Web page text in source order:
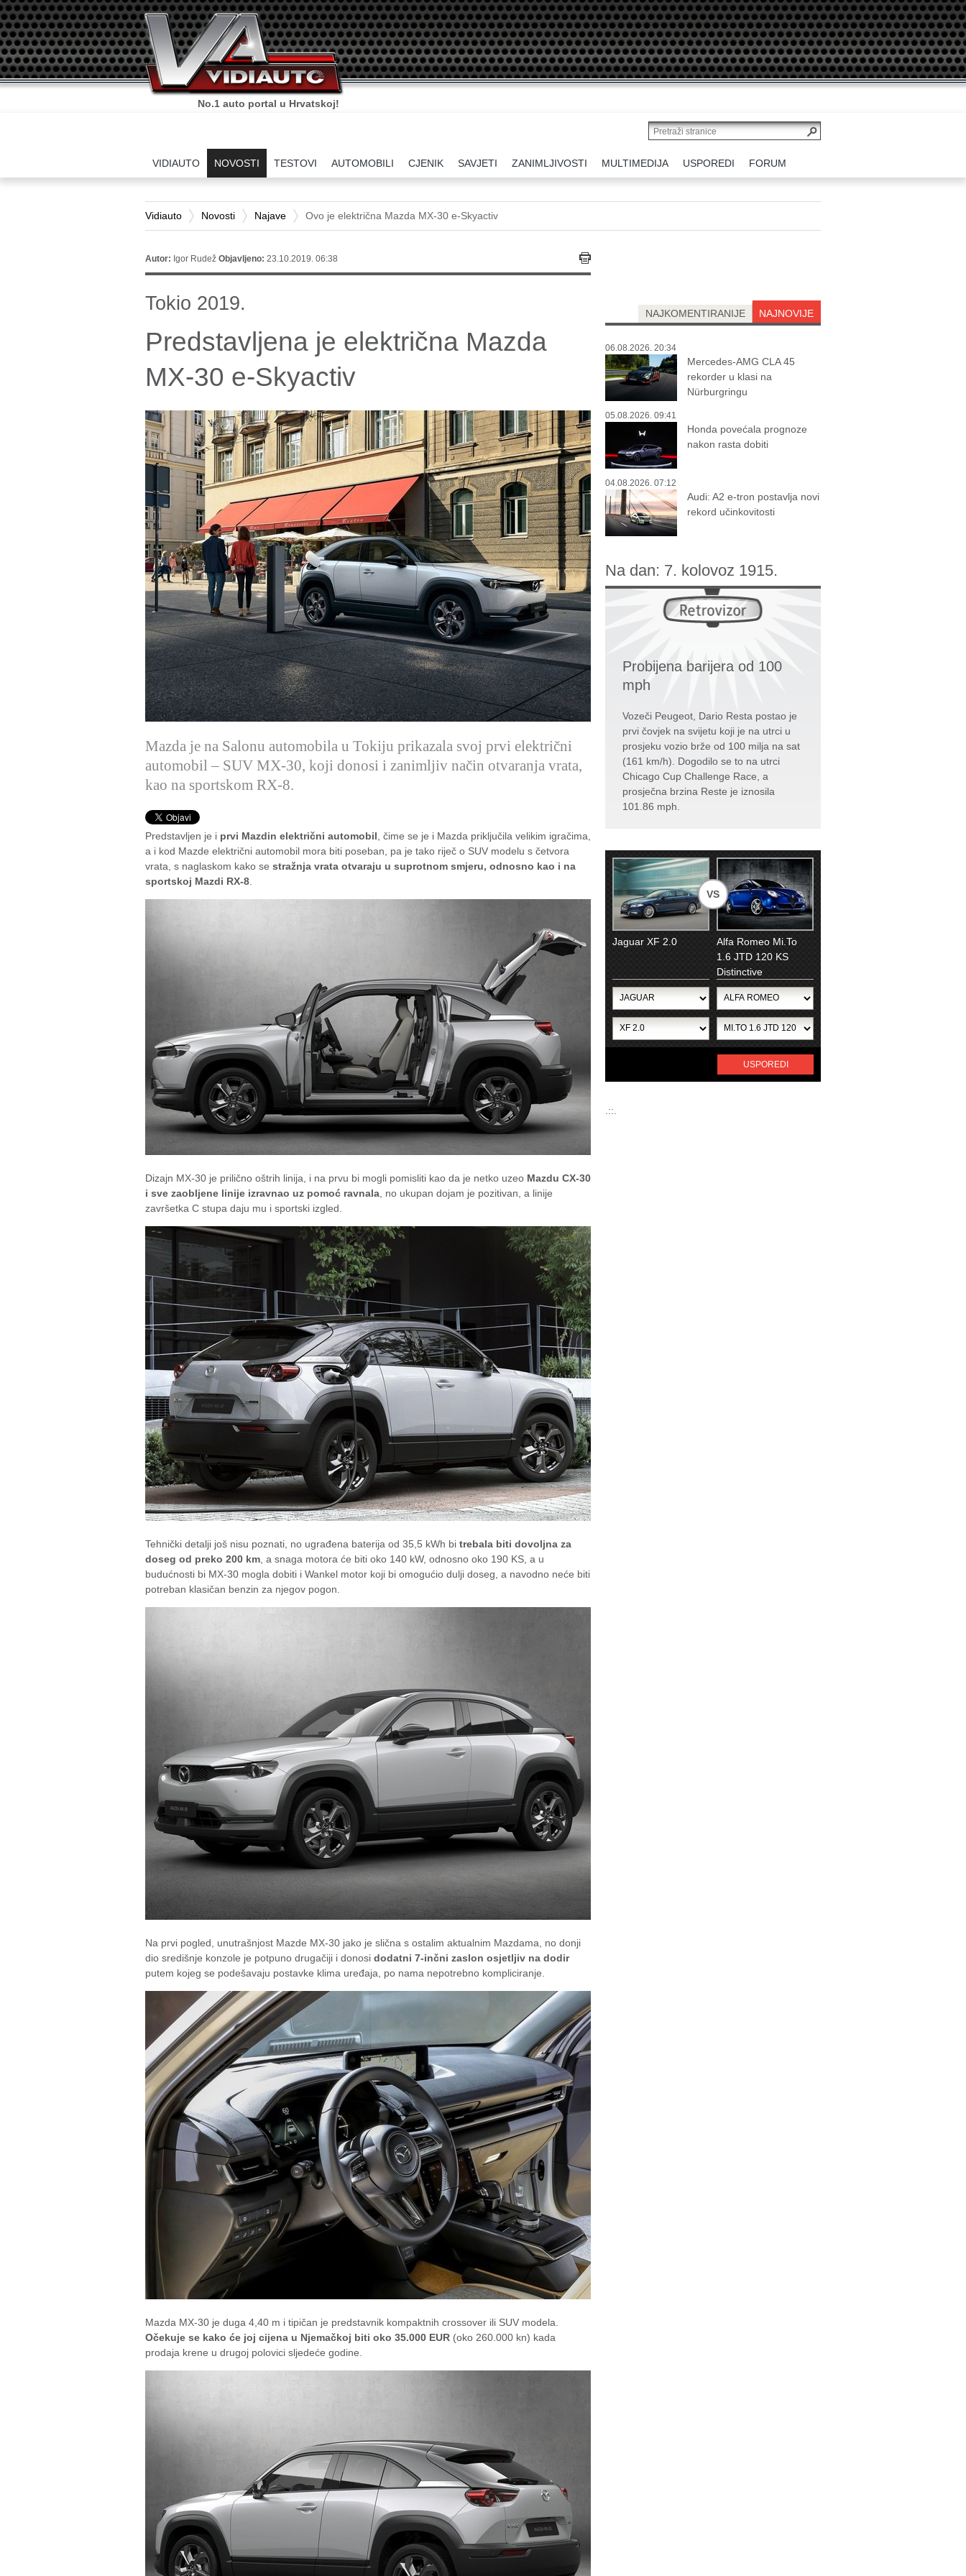
No.1 auto portal u Hrvatskoj!
VIDIAUTO NOVOSTI TESTOVI AUTOMOBILI CJENIK SAVJETI ZANIMLJIVOSTI MULTIMEDIJA USPOREDI FORUM
Vidiauto Novosti Najave Ovo je električna Mazda MX-30 e-Skyactiv
Autor: Igor Rudež Objavljeno: 23.10.2019. 06:38
Tokio 2019.
Predstavljena je električna Mazda
MX-30 e-Skyactiv
Mazda je na Salonu automobila u Tokiju prikazala svoj prvi električni
automobil – SUV MX-30, koji donosi i zanimljiv način otvaranja vrata,
kao na sportskom RX-8.
Predstavljen je i prvi Mazdin električni automobil , čime se je i Mazda priključila velikim igračima,
a i kod Mazde električni automobil mora biti poseban, pa je tako riječ o SUV modelu s četvora
vrata, s naglaskom kako se stražnja vrata otvaraju u suprotnom smjeru, odnosno kao i na
sportskoj Mazdi RX-8
Dizajn MX-30 je prilično oštrih linija, i na prvu bi mogli pomisliti kao da je netko uzeo Mazdu CX-30
i sve zaobljene linije izravnao uz pomoć ravnala , no ukupan dojam je pozitivan, a linije
završetka C stupa daju mu i sportski izgled.
Tehnički detalji još nisu poznati, no ugrađena baterija od 35,5 kWh bi trebala biti dovoljna za
doseg od preko 200 km , a snaga motora će biti oko 140 kW, odnosno oko 190 KS, a u
budućnosti bi MX-30 mogla dobiti i Wankel motor koji bi omogućio dulji doseg, a navodno neće biti
potreban klasičan benzin za njegov pogon.
Na prvi pogled, unutrašnjost Mazde MX-30 jako je slična s ostalim aktualnim Mazdama, no donji
dio središnje konzole je potpuno drugačiji i donosi dodatni 7-inčni zaslon osjetljiv na dodir
putem kojeg se podešavaju postavke klima uređaja, po nama nepotrebno kompliciranje.
Mazda MX-30 je duga 4,40 m i tipičan je predstavnik kompaktnih crossover ili SUV modela.
Očekuje se kako će joj cijena u Njemačkoj biti oko 35.000 EUR (oko 260.000 kn) kada
prodaja krene u drugoj polovici sljedeće godine.
NAJNOVIJE
NAJKOMENTIRANIJE
06.08.2026. 20:34
Mercedes-AMG CLA 45
rekorder u klasi na
Nürburgringu
05.08.2026. 09:41
Honda povećala prognoze
nakon rasta dobiti
04.08.2026. 07:12
Audi: A2 e-tron postavlja novi
rekord učinkovitosti
Na dan: 7. kolovoz 1915.
Probijena barijera od 100
mph
Vozeči Peugeot, Dario Resta postao je
prvi čovjek na svijetu koji je na utrci u
prosjeku vozio brže od 100 milja na sat
(161 km/h). Dogodilo se to na utrci
Chicago Cup Challenge Race, a
prosječna brzina Reste je iznosila
101.86 mph.
VS
Jaguar XF 2.0
Alfa Romeo Mi.To
1.6 JTD 120 KS
Distinctive
USPOREDI
.::.